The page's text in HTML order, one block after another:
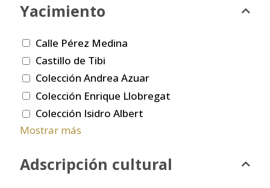
Yacimiento
Calle Pérez Medina
Castillo de Tibi
Colección Andrea Azuar
Colección Enrique Llobregat
Colección Isidro Albert
Mostrar más
Adscripción cultural